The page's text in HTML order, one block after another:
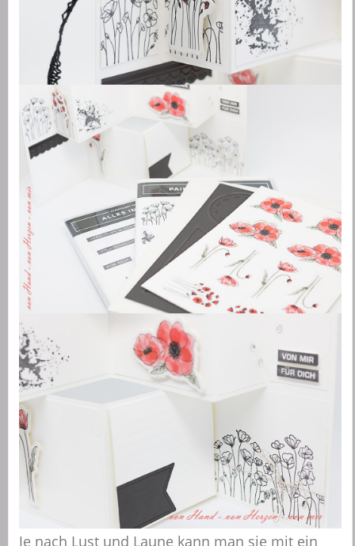
Je nach Lust und Laune kann man sie mit ein